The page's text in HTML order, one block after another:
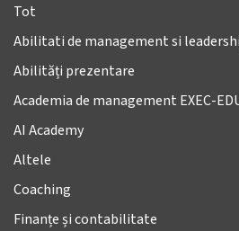
Tot
Abilitati de management si
Abilități prezentare
Academia de management EXEC-
AI Academy
Altele
Coaching
Finanțe și contabilitate